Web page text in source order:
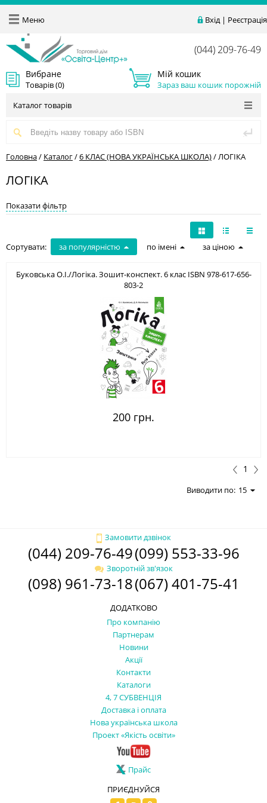
Вхід| Реєстрація
Меню
(044) 209-76-49
Вибране
Товарів (0)
Мій кошик
Зараз ваш кошик порожній
Каталог товарів
Головна/ Каталог/6 КЛАС (НОВА УКРАЇНСЬКА ШКОЛА)/ЛОГІКА
ЛОГІКА
Показати фільтр
Сортувати: за популярністю по імені за ціною
Буковська О.І./Логіка. Зошит-конспект. 6 клас ISBN 978-617-656-
803-2
200 грн.
1
Виводити по: 15
Замовити дзвінок
(044) 209-76-49(099) 553-33-96
Зворотній зв'язок
(098) 961-73-18(067) 401-75-41
ДОДАТКОВО
Про компанію
Партнерам
Новини
Акції
Контакти
Каталоги
4, 7 СУБВЕНЦІЯ
Доставка і оплата
Нова українська школа
Проект «Якість освіти»
Прайс
ПРИЄДНУЙСЯ